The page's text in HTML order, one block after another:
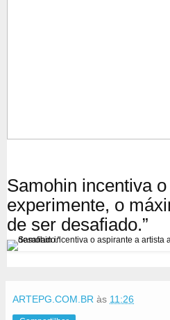
Samohin incentiva
experimente, o
de ser desafiado.”
ARTEPG.COM.BR às 11:26